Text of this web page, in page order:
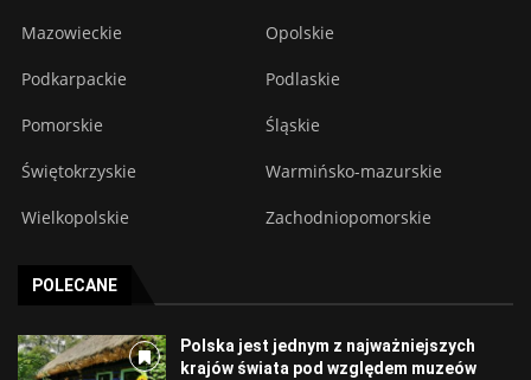
Mazowieckie Opolskie
Podkarpackie Podlaskie
Pomorskie Śląskie
Świętokrzyskie Warmińsko-mazurskie
Wielkopolskie Zachodniopomorskie
POLECANE
Polska jest jednym z najważniejszych
krajów świata pod względem muzeów